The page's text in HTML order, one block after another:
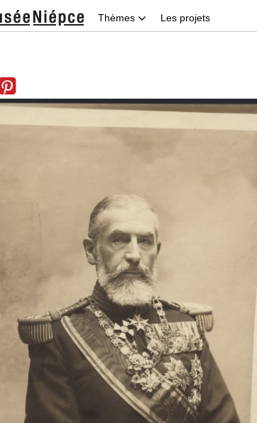
Thèmes Les projets